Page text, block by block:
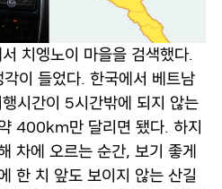
치엥노이 마을을 검색했다.
각이 들었다. 한국에서 베트남
시간이 5시간밖에 되지 않는
400km만 달리면 됐다. 하지
차에 오르는 순간, 보기 좋게
한 치 앞도 보이지 않는 산길